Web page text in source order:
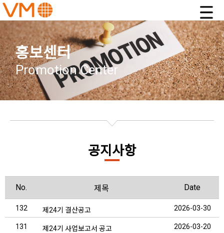
홍보센터
Promotion Center
공지사항
No. 제목 Date
132 제24기 결산공고 2026-03-30
131 제24기 사업보고서 공고 2026-03-20